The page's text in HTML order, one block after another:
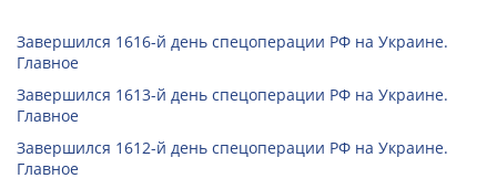
Завершился 1616-й день спецоперации РФ на Украине.
Главное
Завершился 1613-й день спецоперации РФ на Украине.
Главное
Завершился 1612-й день спецоперации РФ на Украине.
Главное